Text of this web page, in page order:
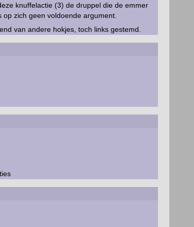
knuffelactie (3) de druppel die de emmer
zich geen voldoende argument.
van andere hokjes, toch links gestemd.